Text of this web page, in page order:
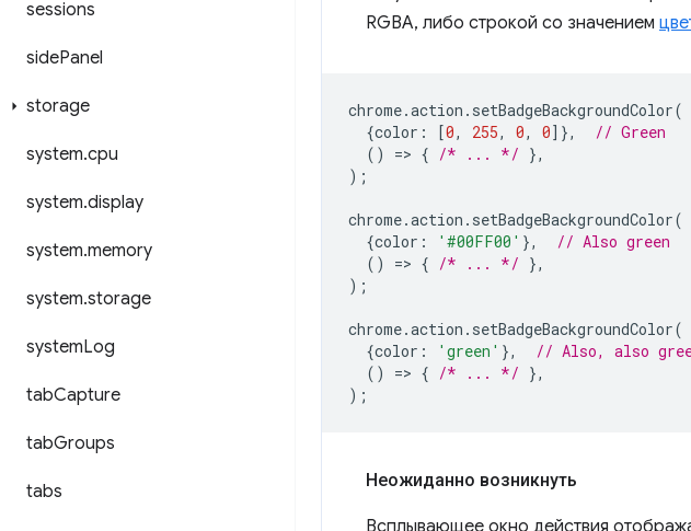
sessions
sidePanel
storage
system.cpu
system.display
system.memory
system.storage
systemLog
tabCapture
tabGroups
tabs
RGBA, либо строкой со значением
chrome.action . setBadgeBackgroundColor(
{color : [0, 255, 0, 0]},
// Green
()
=> { /* ... */ },
);
chrome.action . setBadgeBackgroundColor(
{color : '#00FF00' },
// Also green
()
=> { /* ... */ },
);
chrome.action . setBadgeBackgroundColor(
{color : 'green' },
// Also, also
()
=> { /* ... */ },
);
Неожиданно возникнуть
Всплывающее окно действия